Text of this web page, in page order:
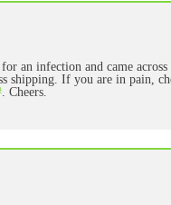
an infection and came
shipping. If you are in pain,
. Cheers.